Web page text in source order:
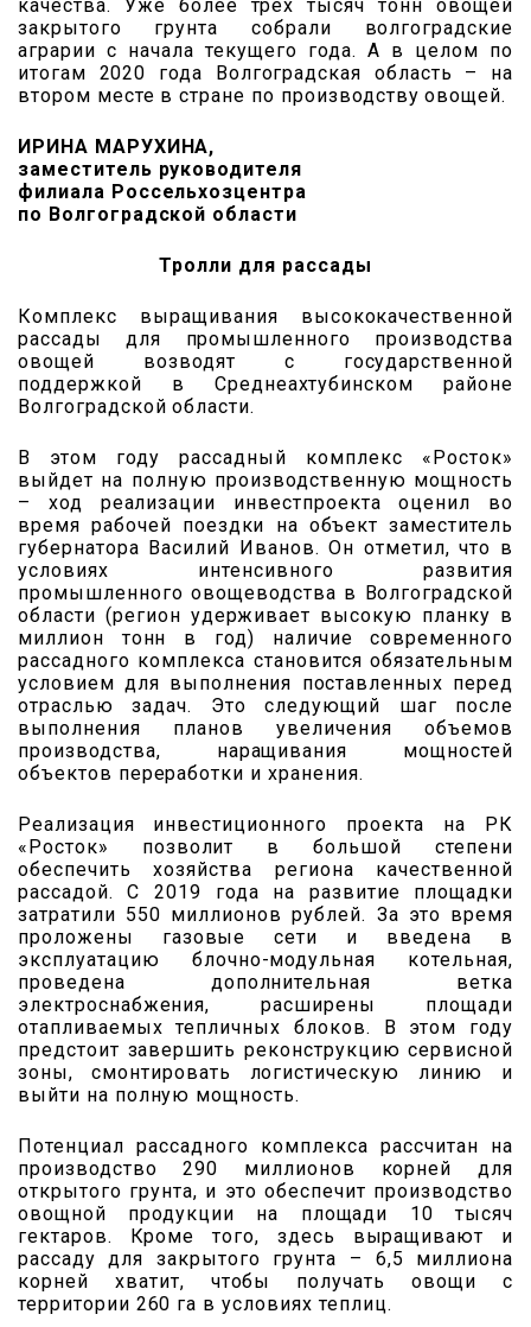
качества. Уже более трех тысяч тонн овощей
закрытого грунта собрали волгоградские
аграрии с начала текущего года. А в целом по
итогам 2020 года Волгоградская область – на
втором месте в стране по производству овощей.
ИРИНА МАРУХИНА,
заместитель руководителя
филиала Россельхозцентра
по Волгоградской области
Тролли для рассады
Комплекс выращивания высококачественной
рассады для промышленного производства
овощей возводят с государственной
поддержкой в Среднеахтубинском районе
Волгоградской области.
В этом году рассадный комплекс «Росток»
выйдет на полную производственную мощность
– ход реализации инвестпроекта оценил во
время рабочей поездки на объект заместитель
губернатора Василий Иванов. Он отметил, что в
условиях интенсивного развития
промышленного овощеводства в Волгоградской
области (регион удерживает высокую планку в
миллион тонн в год) наличие современного
рассадного комплекса становится обязательным
условием для выполнения поставленных перед
отраслью задач. Это следующий шаг после
выполнения планов увеличения объемов
производства, наращивания мощностей
объектов переработки и хранения.
Реализация инвестиционного проекта на РК
«Росток» позволит в большой степени
обеспечить хозяйства региона качественной
рассадой. С 2019 года на развитие площадки
затратили 550 миллионов рублей. За это время
проложены газовые сети и введена в
эксплуатацию блочно-модульная котельная,
проведена дополнительная ветка
электроснабжения, расширены площади
отапливаемых тепличных блоков. В этом году
предстоит завершить реконструкцию сервисной
зоны, смонтировать логистическую линию и
выйти на полную мощность.
Потенциал рассадного комплекса рассчитан на
производство 290 миллионов корней для
открытого грунта, и это обеспечит производство
овощной продукции на площади 10 тысяч
гектаров. Кроме того, здесь выращивают и
рассаду для закрытого грунта – 6,5 миллиона
корней хватит, чтобы получать овощи с
территории 260 га в условиях теплиц.